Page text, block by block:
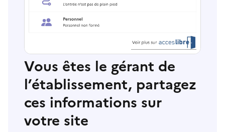
Vous êtes le gérant de
l’établissement, partagez
ces informations sur
votre site